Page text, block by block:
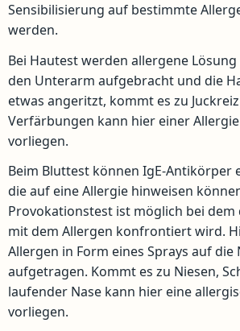
Sensibilisierung auf bestimmte
werden.
Bei Hautest werden allergene
den Unterarm aufgebracht und die
etwas angeritzt, kommt es zu
Verfärbungen kann hier einer
vorliegen.
Beim Bluttest können IgE-Antikörper
die auf eine Allergie hinweisen
Provokationstest ist möglich bei
mit dem Allergen konfrontiert wird.
Allergen in Form eines Sprays auf
aufgetragen. Kommt es zu Niesen,
laufender Nase kann hier eine
vorliegen.